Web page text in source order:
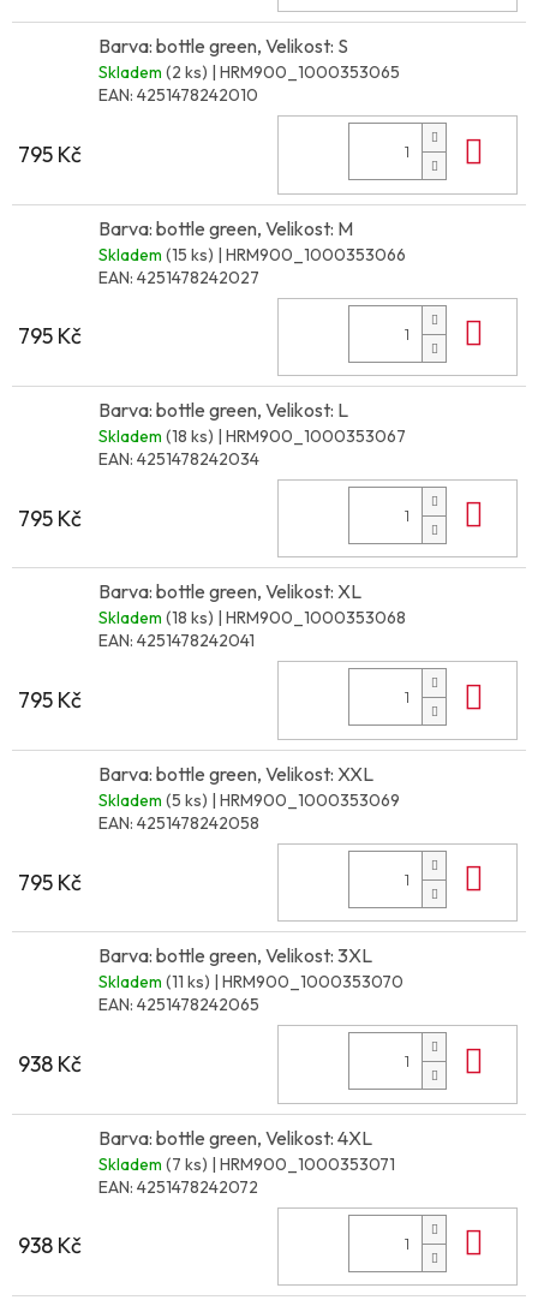
Barva: bottle green, Velikost: S
Skladem (2 ks) | HRM900_1000353065
EAN: 4251478242010
795 Kč
Barva: bottle green, Velikost: M
Skladem (15 ks) | HRM900_1000353066
EAN: 4251478242027
795 Kč
Barva: bottle green, Velikost: L
Skladem (18 ks) | HRM900_1000353067
EAN: 4251478242034
795 Kč
Barva: bottle green, Velikost: XL
Skladem (18 ks) | HRM900_1000353068
EAN: 4251478242041
795 Kč
Barva: bottle green, Velikost: XXL
Skladem (5 ks) | HRM900_1000353069
EAN: 4251478242058
795 Kč
Barva: bottle green, Velikost: 3XL
Skladem (11 ks) | HRM900_1000353070
EAN: 4251478242065
938 Kč
Barva: bottle green, Velikost: 4XL
Skladem (7 ks) | HRM900_1000353071
EAN: 4251478242072
938 Kč